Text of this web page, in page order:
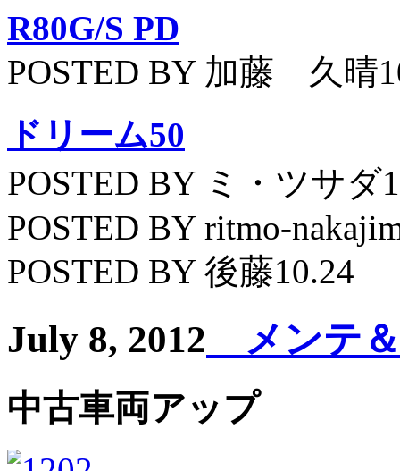
R80G/S PD
POSTED BY 加藤 久晴
ドリーム50
POSTED BY ミ・ツサダ
POSTED BY ritmo-
POSTED BY 後藤10.24
July 8, 2012 メンテ
中古車両アップ